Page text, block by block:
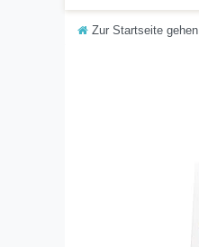
Zur Startseite gehen